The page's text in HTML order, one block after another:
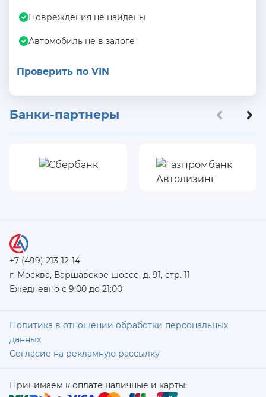
Повреждения не найдены
Автомобиль не в залоге
Проверить по VIN
Банки-партнеры
+7 (499) 213-12-14
г. Москва, Варшавское шоссе, д. 91, стр. 11
Ежедневно с 9:00 до 21:00
Политика в отношении обработки персональных
данных
Согласие на рекламную рассылку
Принимаем к оплате наличные и карты: